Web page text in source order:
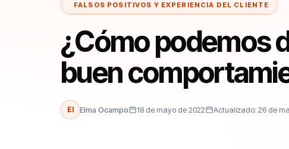
FALSOS POSITIVOS Y EXPERIENCIA DEL CLIENTE
¿Cómo podemos
buen
El Elma Ocampo 18 de mayo de 2022 Actualizado: 26 de